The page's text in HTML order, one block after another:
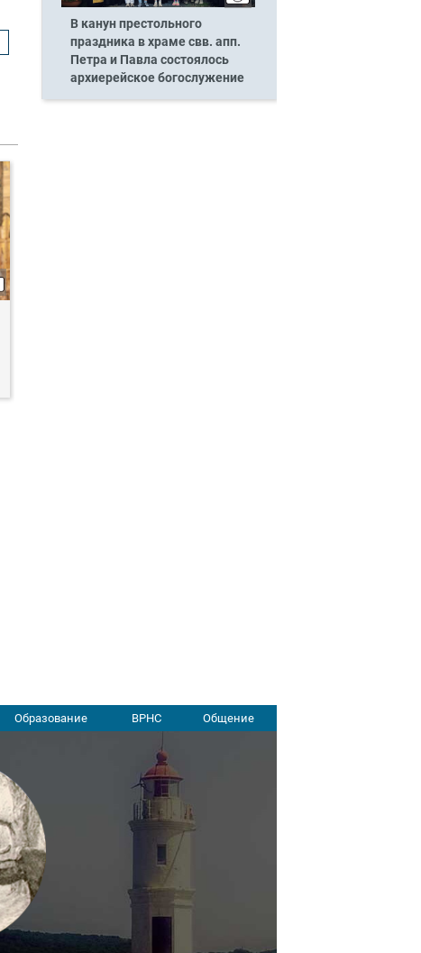
В канун престольного
праздника в храме свв. апп.
Петра и Павла состоялось
архиерейское богослужение
Образование ВРНС Общение